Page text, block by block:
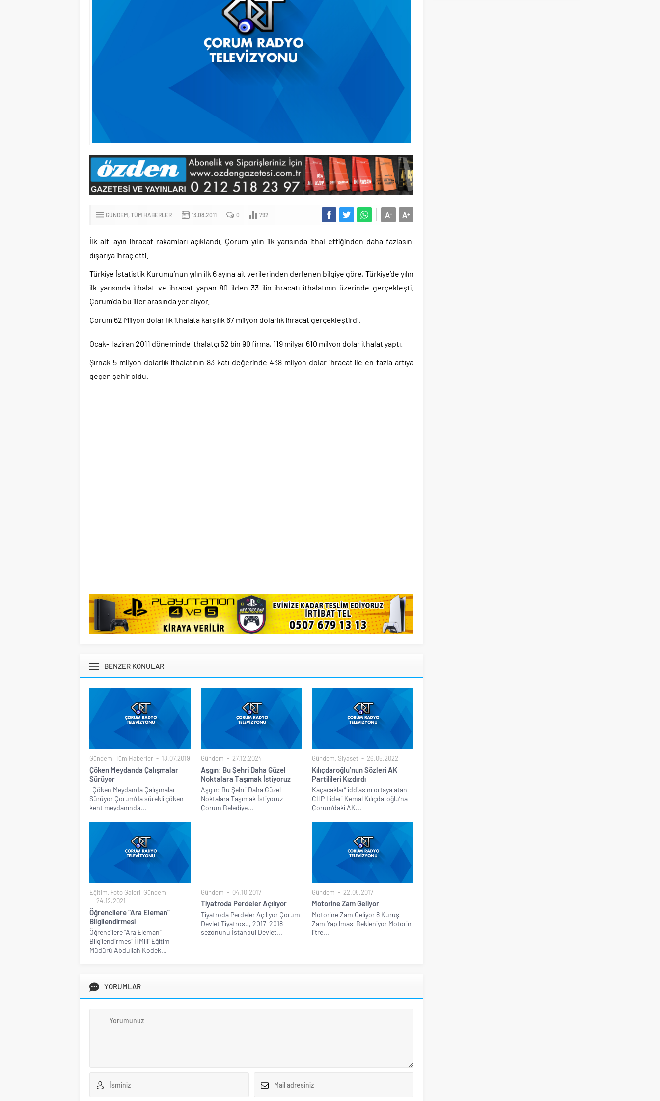
GÜNDEM TÜM HABERLER 13.08.2011 0 792 A+
A-
İlk altı ayın ihracat rakamları açıklandı. Çorum yılın ilk yarısında ithal ettiğinden daha fazlasını
dışarıya ihraç etti.
Türkiye İstatistik Kurumu’nun yılın ilk 6 ayına ait verilerinden derlenen bilgiye göre, Türkiye’de yılın
ilk yarısında ithalat ve ihracat yapan 80 ilden 33 ilin ihracatı ithalatının üzerinde gerçekleşti.
Çorum’da bu iller arasında yer alıyor.
Çorum 62 Milyon dolar’lık ithalata karşılık 67 milyon dolarlık ihracat gerçekleştirdi.
Ocak-Haziran 2011 döneminde ithalatçı 52 bin 90 firma, 119 milyar 610 milyon dolar ithalat yaptı.
Şırnak 5 milyon dolarlık ithalatının 83 katı değerinde 438 milyon dolar ihracat ile en fazla artıya
geçen şehir oldu.
BENZER KONULAR
Gündem, Tüm Haberler 18.07.2019
Çöken Meydanda Çalışmalar
Sürüyor
Çöken Meydanda Çalışmalar
Sürüyor Çorum’da sürekli çöken
kent meydanında...
Gündem 27.12.2024
Aşgın: Bu Şehri Daha Güzel
Noktalara Taşımak İstiyoruz
Aşgın: Bu Şehri Daha Güzel
Noktalara Taşımak İstiyoruz
Çorum Belediye...
Gündem,Siyaset 26.05.2022
Kılıçdaroğlu’nun Sözleri AK
Partilileri Kızdırdı
Kaçacaklar” iddiasını ortaya atan
CHP Lideri Kemal Kılıçdaroğlu’na
Çorum’daki AK...
Eğitim, Foto Galeri, Gündem
24.12.2021
Öğrencilere “Ara Eleman”
Bilgilendirmesi
Öğrencilere “Ara Eleman”
Bilgilendirmesi İl Milli Eğitim
Müdürü Abdullah Kodek...
Gündem 04.10.2017
Tiyatroda Perdeler Açılıyor
Tiyatroda Perdeler Açılıyor Çorum
Devlet Tiyatrosu, 2017-2018
sezonunu İstanbul Devlet...
Gündem 22.05.2017
Motorine Zam Geliyor
Motorine Zam Geliyor 8 Kuruş
Zam Yapılması Bekleniyor Motorin
litre...
YORUMLAR